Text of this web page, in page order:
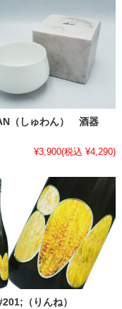
（しゅわん） 酒器
¥3,900(税込 ¥4,290)
（りんね）